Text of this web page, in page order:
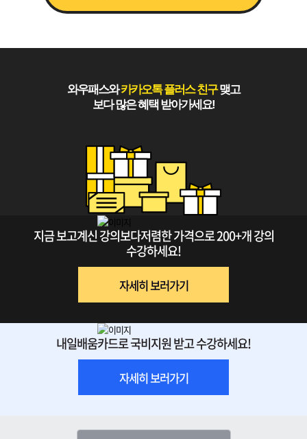
와우패스와카카오톡 플러스 친구맺고
보다 많은 혜택 받아가세요!
지금 보고계신 강의보다저렴한 가격으로 200+개 강의
수강하세요!
자세히 보러가기
내일배움카드로국비지원 받고 수강하세요!
자세히 보러가기